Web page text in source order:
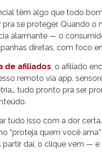
têm algo que todo
pra se proteger. Quando
alarmante — o
diretas, com foco
de afiliados, o afiliado
remoto via app,
tudo pronto pra ser
tudo isso com a dor
“proteja quem você
partir daí, o clique vem —